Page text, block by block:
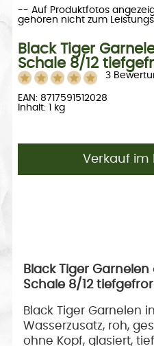
-- Auf Produktfotos
gehören nicht zum
Black Tiger
Schale 8/12
3
EAN: 8717591512028
Inhalt: 1 kg
Verkauf im
Black Tiger
Schale 8/12
Black Tiger Garnelen
Wasserzusatz, roh,
ohne Kopf, glasiert,